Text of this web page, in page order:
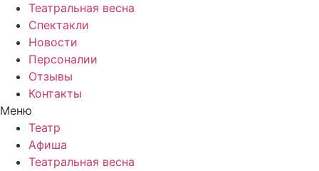
Театральная весна
Спектакли
Новости
Персоналии
Отзывы
Контакты
Меню
Театр
Афиша
Театральная весна